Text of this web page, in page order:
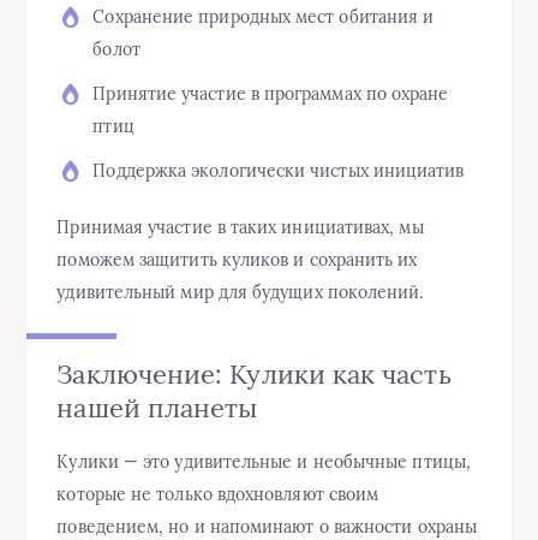
Сохранение природных мест обитания и
болот
Принятие участие в программах по охране
птиц
Поддержка экологически чистых инициатив
Принимая участие в таких инициативах, мы
поможем защитить куликов и сохранить их
удивительный мир для будущих поколений.
Заключение: Кулики как часть
нашей планеты
Кулики — это удивительные и необычные птицы,
которые не только вдохновляют своим
поведением, но и напоминают о важности охраны